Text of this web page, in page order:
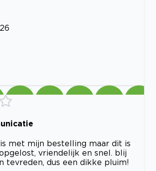
met mijn bestelling maar dit is
vriendelijk en snel. blij
tevreden, dus een dikke pluim!